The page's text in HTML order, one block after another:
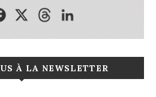
À LA NEWSLETTER